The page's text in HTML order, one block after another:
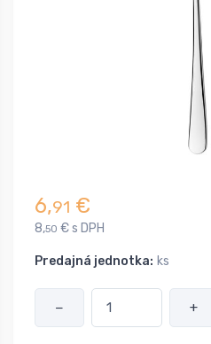
6,91 €
8,50 € s DPH
Predajná jednotka: ks
− +